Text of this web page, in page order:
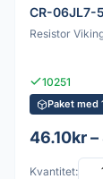
CR-06JL7-
Resistor
10251
Paket med
46.10kr
Kvantitet: